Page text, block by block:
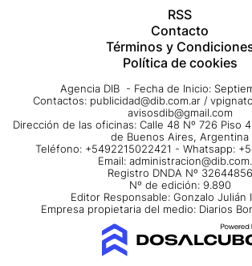
RSS
Contacto
Términos y
Política de cookies
Agencia DIB - Fecha de Inicio:
Contactos: publicidad@dib.com.ar /
avisosdib@gmail.com
Dirección de las oficinas: Calle 48 Nº 726 Piso
de Buenos Aires, Argentina
Teléfono: +5492215022421 - Whatsapp:
Email:
Registro DNDA Nº 32644856
Nº de edición: 9.890
Editor Responsable: Gonzalo Julián
Empresa propietaria del medio: Diarios